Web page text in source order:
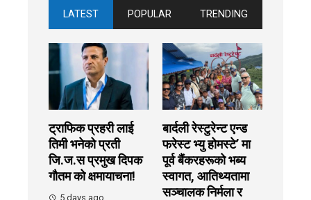
LATEST POPULAR TRENDING
ट्राफिक प्रहरी लाई
तिमी भनेको प्रती
जि.ज.स प्रमुख दिपक
गौतम को क्षमायाचना!
5 days ago
बार्दली रेस्टुरेन्ट एन्ड
फरेस्ट भ्यु होमस्टे’ मा
पूर्व बैंकरहरूको भब्य
स्वागत, आतिथ्यतामा
सञ्चालक निर्मला र